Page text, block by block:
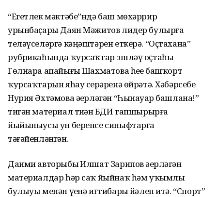
“Егетлек мәктәбе”ндә баш мөхәррир
урынбаҫары Даян Мәжитов лидер булырға
теләүселәргә кәңәштәрен еткерә. “Оҫтахана”
рубрикаһында ҡурсаҡтар эшләү оҫтаһы
Гөлнара апайығыҙ Шахматова һеҙҙе башҡорт
ҡурсаҡтарын яһау серҙәренә өйрәтә. Хәбәрсебеҙ
Нурия Әхтәмова әҙерләгән “Һынауҙар башлана!”
тигән материал тиҙҙән БДИ тапшырырға
йыйыныусы ун беренсе синыфтарға
тәғәйенләнгән.
Даими авторыбыҙ Илшат Зарипов әҙерләгән
материалдар һәр саҡ йыйнаҡ һәм уҡымлы
булыуы менән үҙенә иғтибарҙы йәлеп итә. “Спорт”